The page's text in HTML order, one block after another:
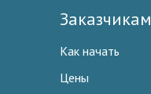
Заказчикам
Как начать
Цены